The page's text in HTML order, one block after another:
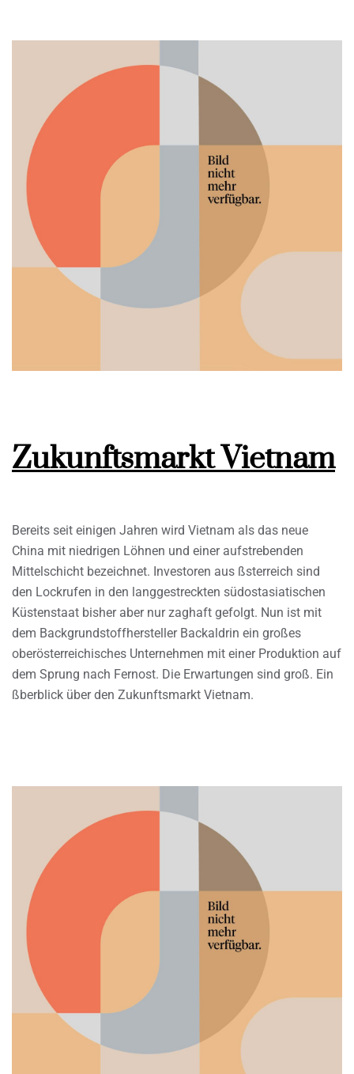
Zukunftsmarkt Vietnam
Bereits seit einigen Jahren wird Vietnam als das neue
China mit niedrigen Löhnen und einer aufstrebenden
Mittelschicht bezeichnet. Investoren aus ßsterreich sind
den Lockrufen in den langgestreckten südostasiatischen
Küstenstaat bisher aber nur zaghaft gefolgt. Nun ist mit
dem Backgrundstoffhersteller Backaldrin ein großes
oberösterreichisches Unternehmen mit einer Produktion auf
dem Sprung nach Fernost. Die Erwartungen sind groß. Ein
ßberblick über den Zukunftsmarkt Vietnam.